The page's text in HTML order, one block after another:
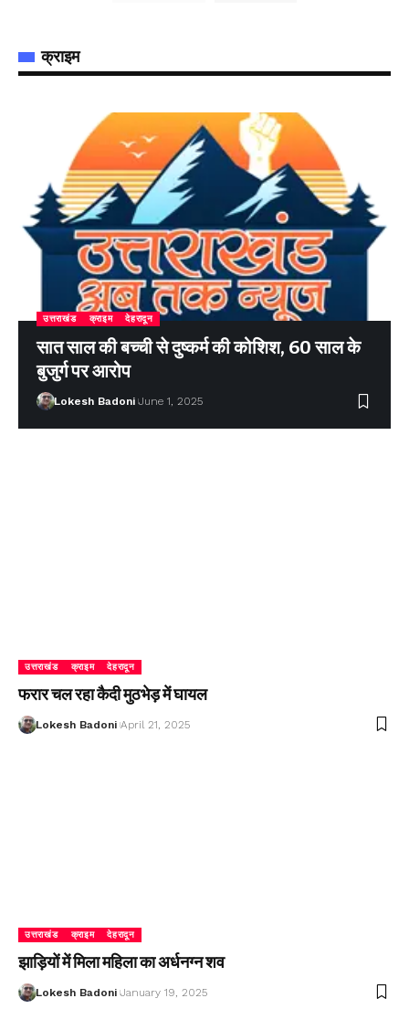
क्राइम
उत्तराखंड क्राइम देहरादून
सात साल की बच्ची से दुष्कर्म की कोशिश, 60 साल के
बुजुर्ग पर आरोप
Lokesh Badoni June 1, 2025
उत्तराखंड क्राइम देहरादून
फरार चल रहा कैदी मुठभेड़ में घायल
Lokesh Badoni April 21, 2025
उत्तराखंड क्राइम देहरादून
झाड़ियों में मिला महिला का अर्धनग्न शव
Lokesh Badoni January 19, 2025